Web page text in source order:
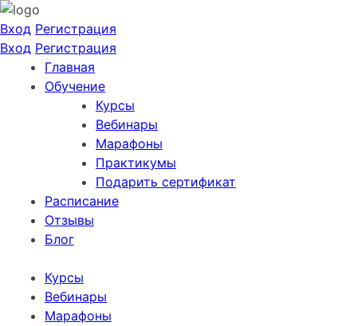
Вход Регистрация
Вход Регистрация
Главная
Обучение
Курсы
Вебинары
Марафоны
Практикумы
Подарить сертификат
Расписание
Отзывы
Блог
Курсы
Вебинары
Марафоны